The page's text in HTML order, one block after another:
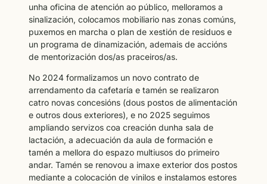
unha oficina de atención ao público, melloramos a
sinalización, colocamos mobiliario nas zonas comúns,
puxemos en marcha o plan de xestión de residuos e
un programa de dinamización, ademais de accións
de mentorización dos/as praceiros/as.
No 2024 formalizamos un novo contrato de
arrendamento da cafetaría e tamén se realizaron
catro novas concesións (dous postos de alimentación
e outros dous exteriores), e no 2025 seguimos
ampliando servizos coa creación dunha sala de
lactación, a adecuación da aula de formación e
tamén a mellora do espazo multiusos do primeiro
andar. Tamén se renovou a imaxe exterior dos postos
mediante a colocación de vinilos e instalamos estores